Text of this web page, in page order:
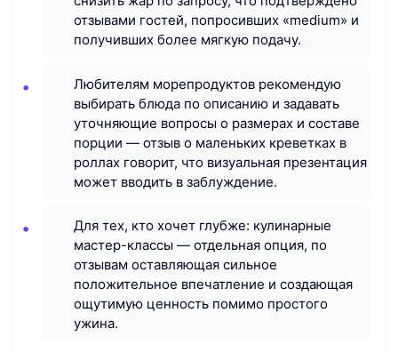
отзывами гостей, попросивших «medium» и
получивших более мягкую подачу.
Любителям морепродуктов рекомендую
выбирать блюда по описанию и задавать
уточняющие вопросы о размерах и составе
порции — отзыв о маленьких креветках в
роллах говорит, что визуальная презентация
может вводить в заблуждение.
Для тех, кто хочет глубже: кулинарные
мастер-классы — отдельная опция, по
отзывам оставляющая сильное
положительное впечатление и создающая
ощутимую ценность помимо простого
ужина.